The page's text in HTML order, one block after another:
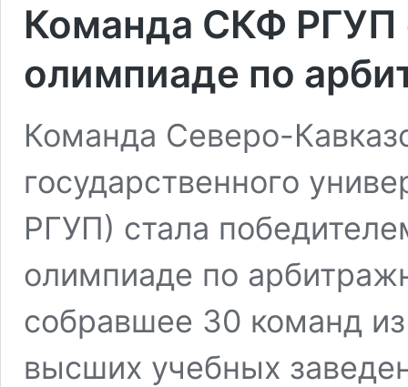
Команда СКФ РГУП
олимпиаде по
Команда Северо-
государственного
РГУП) стала
олимпиаде по
собравшее 30 команд
высших учебных